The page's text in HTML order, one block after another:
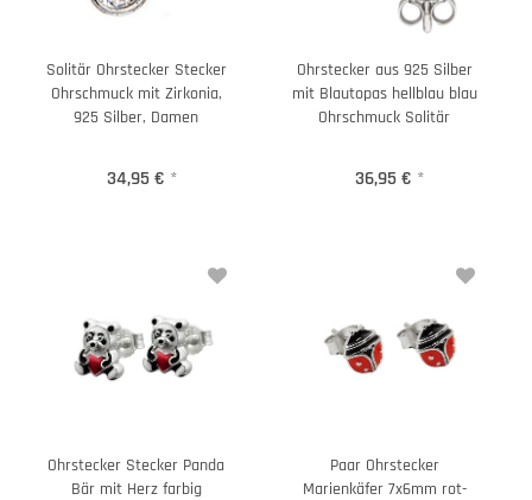
Solitär Ohrstecker Stecker
Ohrschmuck mit Zirkonia,
925 Silber, Damen
34,95 € *
Ohrstecker aus 925 Silber
mit Blautopas hellblau blau
Ohrschmuck Solitär
36,95 € *
Ohrstecker Stecker Panda
Bär mit Herz farbig
Paar Ohrstecker
Marienkäfer 7x6mm rot-